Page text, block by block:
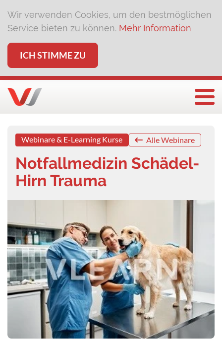
Wir verwenden Cookies, um den bestmöglichen
Service bieten zu können. Mehr Information
ICH STIMME ZU
Webinare & E-Learning Kurse Alle Webinare
Notfallmedizin Schädel-
Hirn Trauma